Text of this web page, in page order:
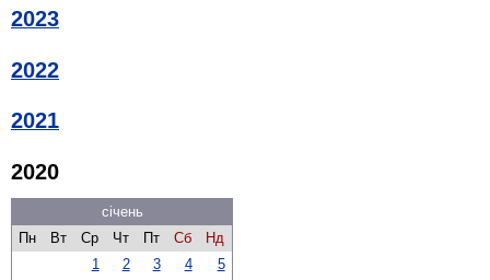
2023
2022
2021
2020
січень
Пн
Вт Ср Чт Пт Сб
Нд
1
2 3 4
5